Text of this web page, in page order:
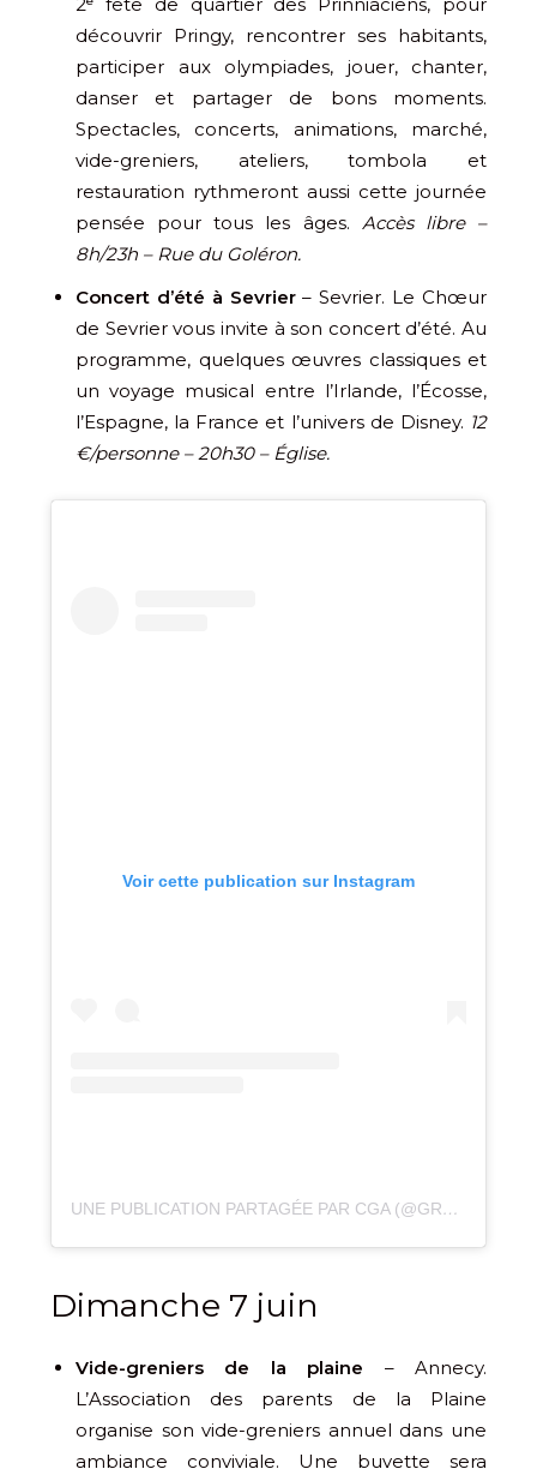
découvrir Pringy, rencontrer ses habitants,
participer aux olympiades, jouer, chanter,
danser et partager de bons moments.
Spectacles, concerts, animations, marché,
vide-greniers, ateliers, tombola et
restauration rythmeront aussi cette journée
pensée pour tous les âges. Accès libre –
8h/23h – Rue du Goléron.
Concert d’été à Sevrier– Sevrier. Le Chœur
de Sevrier vous invite à son concert d’été. Au
programme, quelques œuvres classiques et
un voyage musical entre l’Irlande, l’Écosse,
l’Espagne, la France et l’univers de Disney. 12
€/personne – 20h30 – Église.
Voir cette publication sur Instagram
UNE PUBLICATION PARTAGÉE PAR CGA (@GREENFESTIVALCGA)
Dimanche 7 juin
Vide-greniers de la plaine – Annecy.
L’Association des parents de la Plaine
organise son vide-greniers annuel dans une
ambiance conviviale. Une buvette sera